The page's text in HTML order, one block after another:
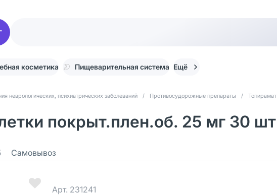
косметика Пищеварительная система Ещё
неврологических, психиатрических заболеваний / Противосудорожные препараты / Топирамат
покрыт.плен.об. 25 мг 30 шт
Самовывоз
Арт. 231241